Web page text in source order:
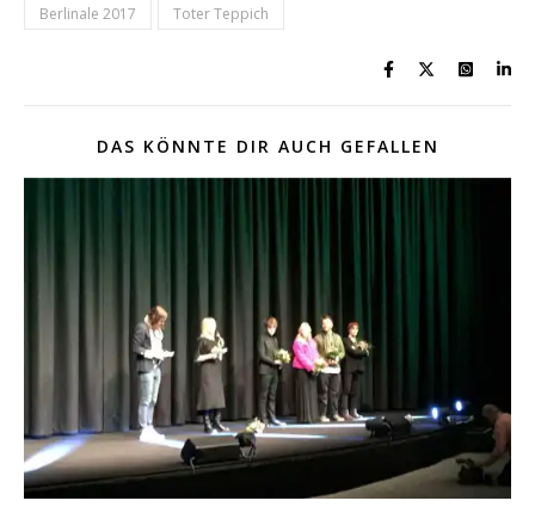
Berlinale 2017 Toter Teppich
DAS KÖNNTE DIR AUCH GEFALLEN